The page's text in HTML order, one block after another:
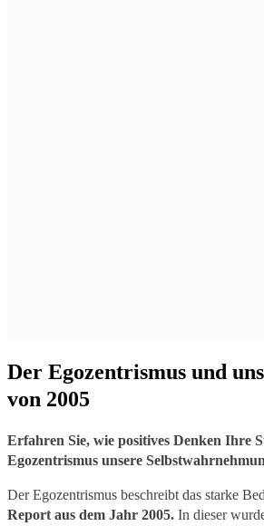
Der Egozentrismus und
von 2005
Erfahren Sie, wie positives Denken Ihre
Egozentrismus unsere
Der Egozentrismus beschreibt das starke
Report aus dem Jahr 2005. In dieser